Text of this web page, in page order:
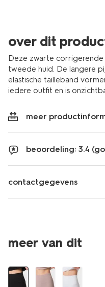
over dit
Deze zwarte corrigerende
tweede huid. De langere
elastische tailleband
iedere outfit en is
meer
beoordeling: 3.4
contactgegevens
meer van dit